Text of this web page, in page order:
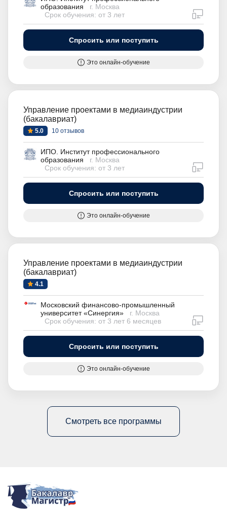
образования
г. Москва
Срок обучения: от 3 лет
Спросить или поступить
Это онлайн-обучение
Управление проектами в медиаиндустрии
(бакалавриат)
5.0 10 отзывов
ИПО. Институт профессионального
образования
г. Москва
Срок обучения: от 3 лет
Спросить или поступить
Это онлайн-обучение
Управление проектами в медиаиндустрии
(бакалавриат)
4.1
Московский финансово-промышленный
университет «Синергия»
г. Москва
Срок обучения: от 3 лет 6 месяцев
Спросить или поступить
Это онлайн-обучение
Смотреть все программы